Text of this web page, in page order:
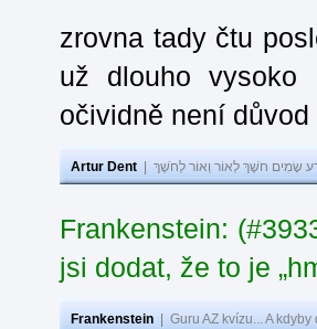
zrovna tady čtu
už dlouho
očividně není
Artur Dent שָׂמִים חֹשֶׁךְ לְאוֹר וְאוֹר לְחֹשֶׁךְ
Frankenstein:
jsi dodat, že to je
Frankenstein Guru AZ kvízu... A